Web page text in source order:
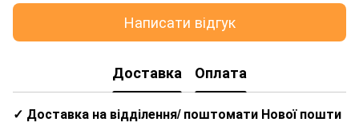
Написати відгук
Доставка Оплата
✓ Доставка на відділення/ поштомати Нової пошти